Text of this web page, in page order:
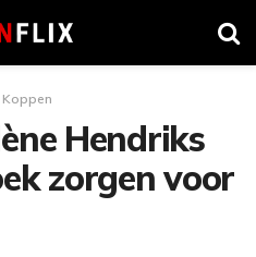
Koppen
Hendriks
zorgen voor